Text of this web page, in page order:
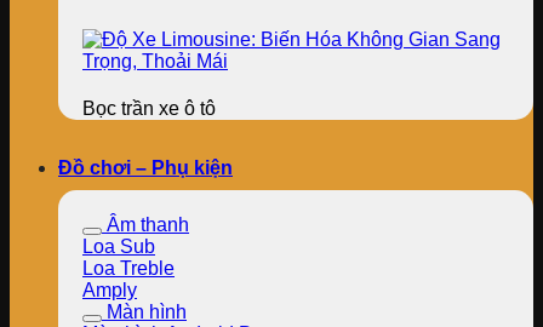
Bọc trần xe ô tô
Đồ chơi – Phụ kiện
Âm thanh
Loa Sub
Loa Treble
Amply
Màn hình